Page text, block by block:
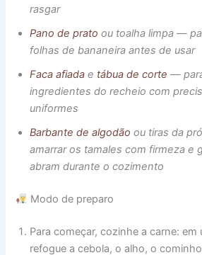
rasgar
Pano de pratoou toalha limpa —
folhas de bananeira antes de usar
Faca afiadae tábua de corte—
ingredientes do recheio com
uniformes
Barbante de algodãoou tiras da
amarrar os tamales com firmeza e
abram durante o cozimento
Modo de preparo
Para começar, cozinhe a carne: em
refogue a cebola, o alho, o